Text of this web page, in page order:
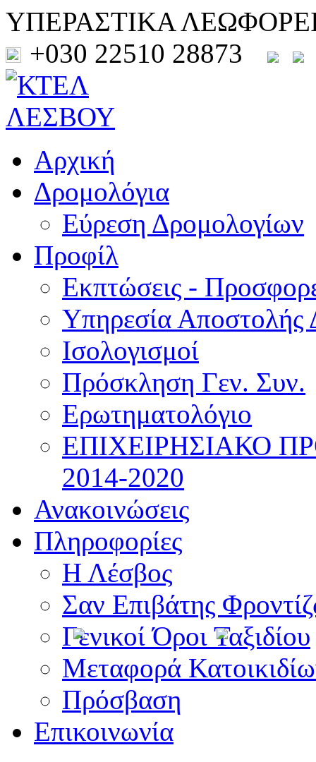
ΥΠΕΡΑΣΤΙΚΑ
+030 22510 28873
Αρχική
Δρομολόγια
Εύρεση Δρομολογίων
Προφίλ
Εκπτώσεις -
Υπηρεσία Αποστολής
Ισολογισμοί
Πρόσκληση Γεν. Συν.
Ερωτηματολόγιο
ΕΠΙΧΕΙΡΗΣΙΑΚΟ
2014-2020
Ανακοινώσεις
Πληροφορίες
Η Λέσβος
Σαν Επιβάτης
Γενικοί Όροι Ταξιδίου
Μεταφορά
Πρόσβαση
Επικοινωνία